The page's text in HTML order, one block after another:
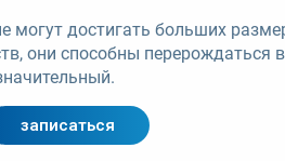
достигать больших
они способны
записаться